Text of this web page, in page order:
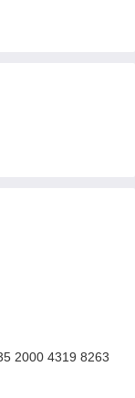
2000 4319 8263